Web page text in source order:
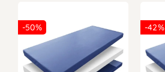
-50% -42%